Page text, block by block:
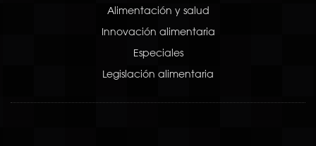
Alimentación y salud
Innovación alimentaria
Especiales
Legislación alimentaria